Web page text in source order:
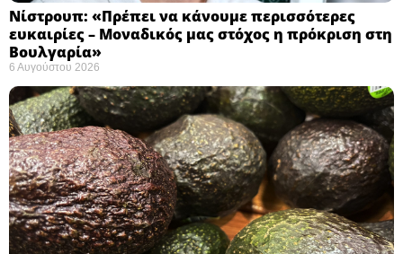
Νίστρουπ: «Πρέπει να κάνουμε περισσότερες
ευκαιρίες – Μοναδικός μας στόχος η πρόκριση στη
Βουλγαρία» ​
6 Αυγούστου 2026